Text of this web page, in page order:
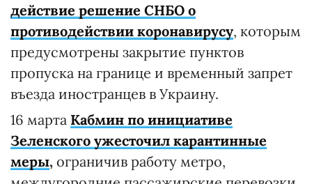
действие решение СНБО о
противодействии коронавирусу, которым
предусмотрены закрытие пунктов
пропуска на границе и временный запрет
въезда иностранцев в Украину.
16 марта Кабмин по инициативе
Зеленского ужесточил карантинные
меры, ограничив работу метро,